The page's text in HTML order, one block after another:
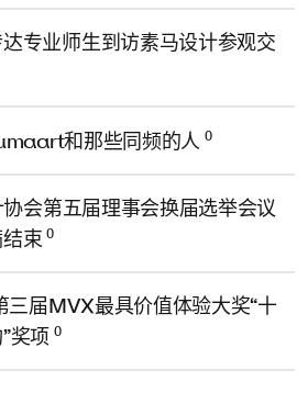
专业师生到访素马设计参观交
和那些同频的人 0
会第五届理事会换届选举会议
束 0
三届MVX最具价值体验大奖“十
奖项 0